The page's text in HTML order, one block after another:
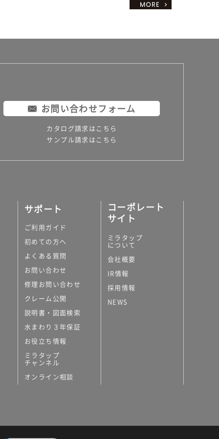
お問い合わせフォーム
カタログ請求はこちら
サンプル請求はこちら
サポート
ご利用ガイド
初めての方へ
よくある質問
お問い合わせ
修理お問い合わせ
クレーム公開
説明書・図面検索
水まわり３年保証
お役立ち情報
ミラタップ
チャンネル
オンライン相談
コーポレート
サイト
ミラタップ
について
会社概要
IR情報
採用情報
NEWS